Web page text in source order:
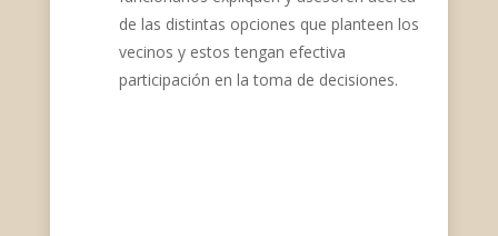
de las distintas opciones que planteen los
vecinos y estos tengan efectiva
participación en la toma de decisiones.